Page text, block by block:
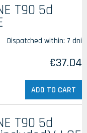
T90 5d
Dispatched within: 7 dni
€37.04
ADD TO CART
T90 5d